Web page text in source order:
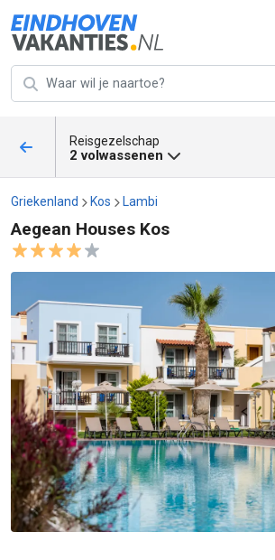
Reisgezelschap
2 volwassenen
Griekenland Kos Lambi
Aegean Houses Kos
Aegean Houses Kos afbeeldingen